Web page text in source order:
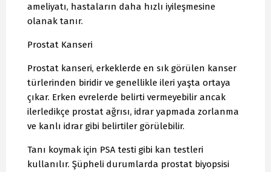
ameliyatı, hastaların daha hızlı iyileşmesine
olanak tanır.
Prostat Kanseri
Prostat kanseri, erkeklerde en sık görülen kanser
türlerinden biridir ve genellikle ileri yaşta ortaya
çıkar. Erken evrelerde belirti vermeyebilir ancak
ilerledikçe prostat ağrısı, idrar yapmada zorlanma
ve kanlı idrar gibi belirtiler görülebilir.
Tanı koymak için PSA testi gibi kan testleri
kullanılır. Şüpheli durumlarda prostat biyopsisi